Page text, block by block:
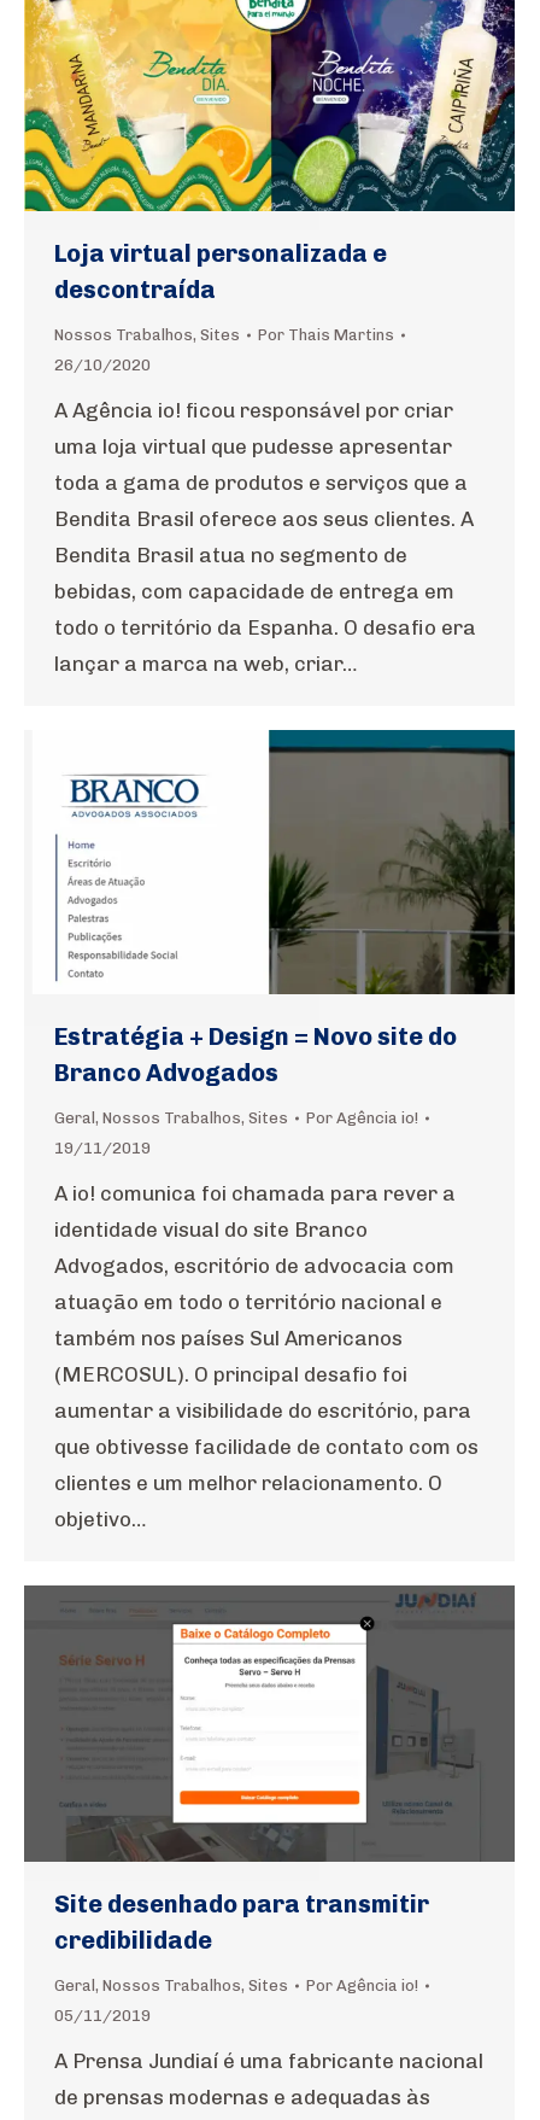
Loja virtual personalizada e
descontraída
Nossos Trabalhos, Sites Por Thais Martins
26/10/2020
A Agência io! ficou responsável por criar
uma loja virtual que pudesse apresentar
toda a gama de produtos e serviços que a
Bendita Brasil oferece aos seus clientes. A
Bendita Brasil atua no segmento de
bebidas, com capacidade de entrega em
todo o território da Espanha. O desafio era
lançar a marca na web, criar…
Estratégia + Design = Novo site do
Branco Advogados
Geral , Nossos Trabalhos, Sites Por Agência io!
19/11/2019
A io! comunica foi chamada para rever a
identidade visual do site Branco
Advogados, escritório de advocacia com
atuação em todo o território nacional e
também nos países Sul Americanos
(MERCOSUL). O principal desafio foi
aumentar a visibilidade do escritório, para
que obtivesse facilidade de contato com os
clientes e um melhor relacionamento. O
objetivo…
Site desenhado para transmitir
credibilidade
Geral , Nossos Trabalhos, Sites Por Agência io!
05/11/2019
A Prensa Jundiaí é uma fabricante nacional
de prensas modernas e adequadas às